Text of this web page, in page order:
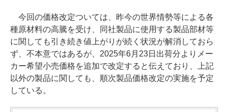
今回の価格改定ついては、昨今の世界情勢等による各
種原材料の高騰を受け、同社製品に使用する製品部材等
に関しても引き続き値上がりが続く状況が解消しておら
ず、不本意ではあるが、2025年6月23日出荷分よりメー
カー希望小売価格を追加で改定すると伝えており、上記
以外の製品に関しても、順次製品価格改定の実施を予定
している。